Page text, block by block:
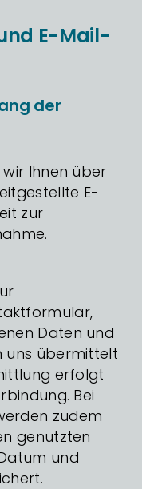
E-Mail-
der
Ihnen über
E-
zur
Daten und
uns übermittelt
erfolgt
Bei
zudem
genutzten
und